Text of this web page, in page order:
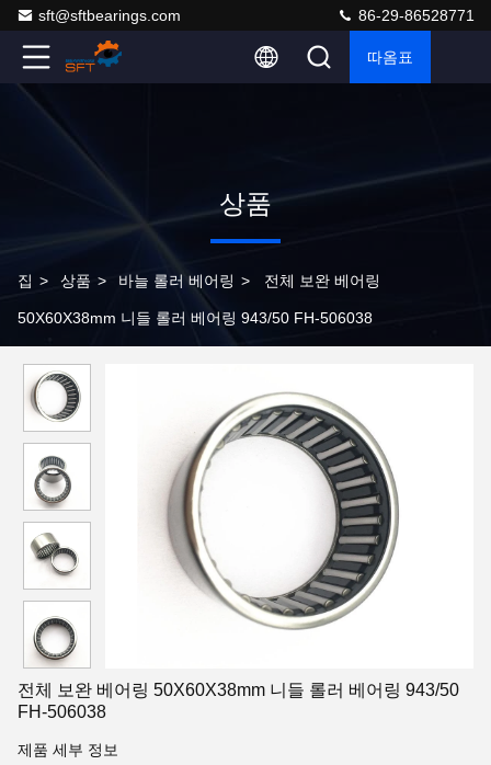
sft@sftbearings.com 86-29-86528771
따옴표
상품
집 > 상품 > 바늘 롤러 베어링 > 전체 보완 베어링
50X60X38mm 니들 롤러 베어링 943/50 FH-506038
전체 보완 베어링 50X60X38mm 니들 롤러 베어링 943/50
FH-506038
제품 세부 정보